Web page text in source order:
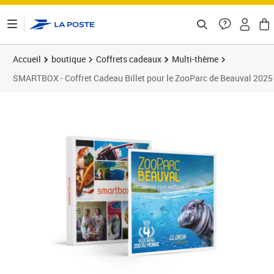
Accueil boutique Coffrets cadeaux
Multi-thème
SMARTBOX - Coffret Cadeau Billet pour le ZooParc de Beauval